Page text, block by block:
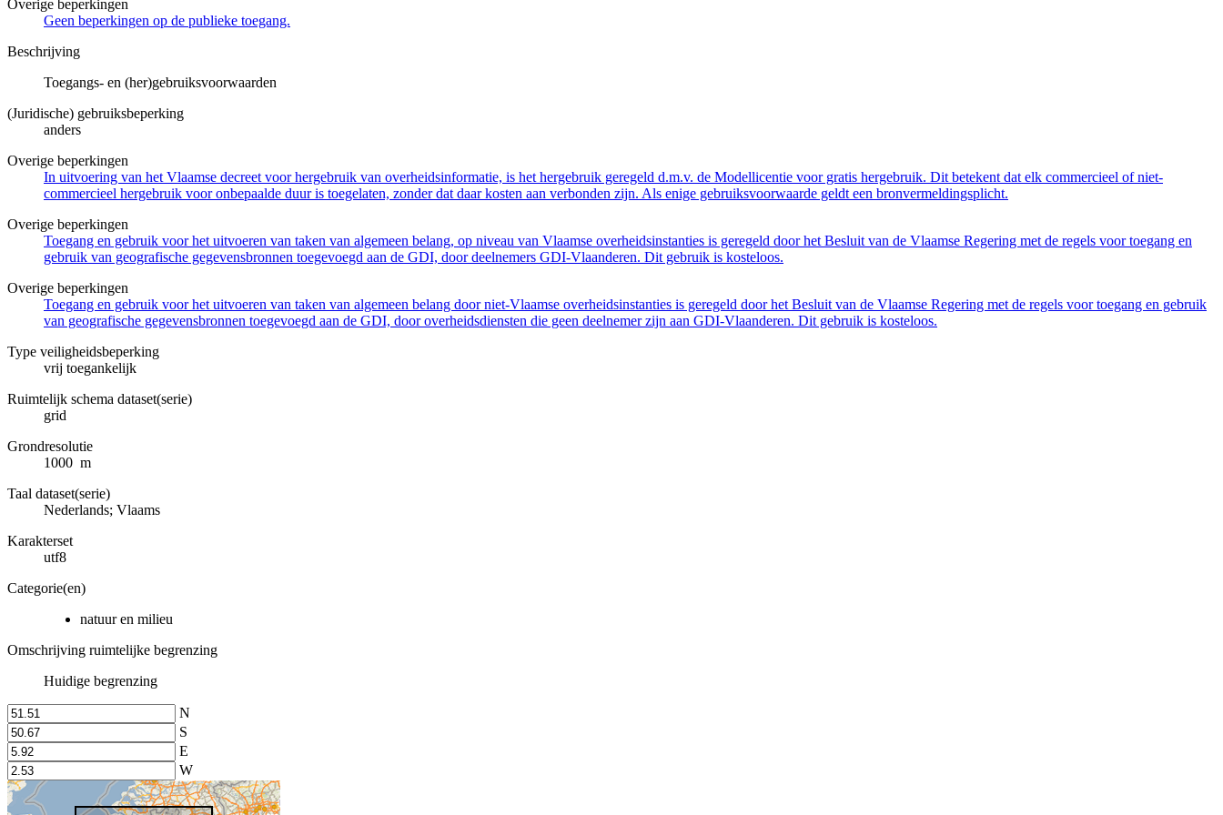
Overige beperkingen
Geen beperkingen op de publieke toegang.
Beschrijving
Toegangs- en (her)gebruiksvoorwaarden
(Juridische) gebruiksbeperking
anders
Overige beperkingen
In uitvoering van het Vlaamse decreet voor hergebruik van overheidsinformatie, is het hergebruik geregeld d.m.v. de Modellicentie voor gratis hergebruik. Dit betekent dat elk commercieel of niet-
commercieel hergebruik voor onbepaalde duur is toegelaten, zonder dat daar kosten aan verbonden zijn. Als enige gebruiksvoorwaarde geldt een bronvermeldingsplicht.
Overige beperkingen
Toegang en gebruik voor het uitvoeren van taken van algemeen belang, op niveau van Vlaamse overheidsinstanties is geregeld door het Besluit van de Vlaamse Regering met de regels voor toegang en
gebruik van geografische gegevensbronnen toegevoegd aan de GDI, door deelnemers GDI-Vlaanderen. Dit gebruik is kosteloos.
Overige beperkingen
Toegang en gebruik voor het uitvoeren van taken van algemeen belang door niet-Vlaamse overheidsinstanties is geregeld door het Besluit van de Vlaamse Regering met de regels voor toegang en gebruik
van geografische gegevensbronnen toegevoegd aan de GDI, door overheidsdiensten die geen deelnemer zijn aan GDI-Vlaanderen. Dit gebruik is kosteloos.
Type veiligheidsbeperking
vrij toegankelijk
Ruimtelijk schema dataset(serie)
grid
Grondresolutie
1000 m
Taal dataset(serie)
Nederlands; Vlaams
Karakterset
utf8
Categorie(en)
natuur en milieu
Omschrijving ruimtelijke begrenzing
Huidige begrenzing
N
S
E
W